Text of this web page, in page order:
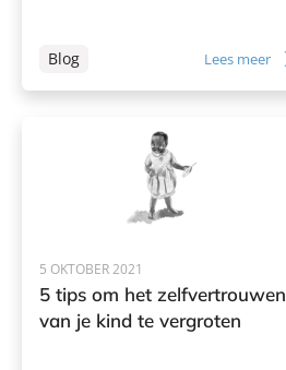
Blog Lees meer
5 OKTOBER 2021
5 tips om het zelfvertrouwen
van je kind te vergroten